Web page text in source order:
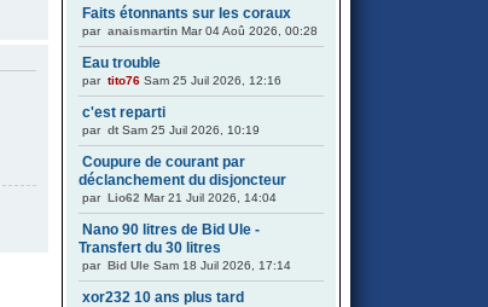
Faits étonnants sur les coraux
par anaismartin Mar 04 Aoû 2026, 00:28
Eau trouble
par tito76 Sam 25 Juil 2026, 12:16
c'est reparti
par dt Sam 25 Juil 2026, 10:19
Coupure de courant par
déclanchement du disjoncteur
par Lio62 Mar 21 Juil 2026, 14:04
Nano 90 litres de Bid Ule -
Transfert du 30 litres
par Bid Ule Sam 18 Juil 2026, 17:14
xor232 10 ans plus tard